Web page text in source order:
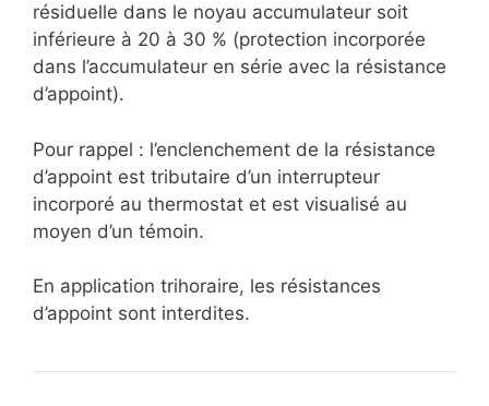
résiduelle dans le noyau accumulateur soit
inférieure à 20 à 30 % (protection incorporée
dans l’accumulateur en série avec la résistance
d’appoint).
Pour rappel : l’enclenchement de la résistance
d’appoint est tributaire d’un interrupteur
incorporé au thermostat et est visualisé au
moyen d’un témoin.
En application trihoraire, les résistances
d’appoint sont interdites.